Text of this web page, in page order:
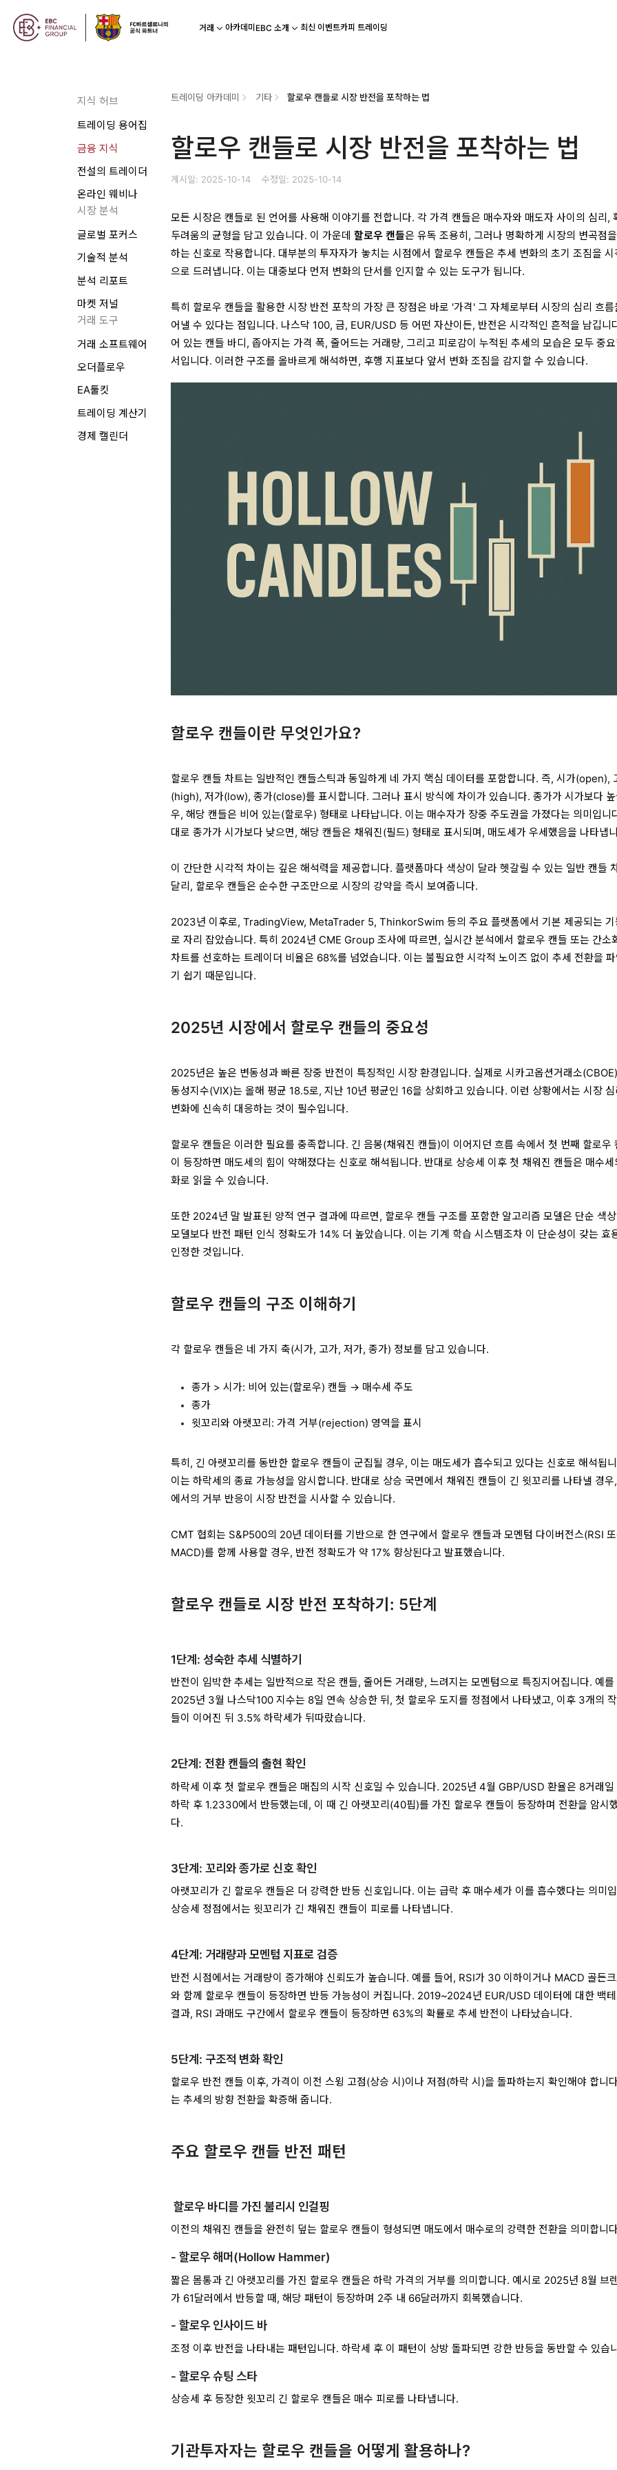
거래 아카데미 EBC 소개 최신 이벤트카피 트레이딩
지식 허브
트레이딩 용어집
금융 지식
전설의 트레이더
온라인 웨비나
시장 분석
글로벌 포커스
기술적 분석
분석 리포트
마켓 저널
거래 도구
거래 소프트웨어
오더플로우
EA툴킷
트레이딩 계산기
경제 캘린더
트레이딩 아카데미 기타 할로우 캔들로 시장 반전을 포착하는 법
할로우 캔들로 시장 반전을 포착하는 법
게시일: 2025-10-14 수정일: 2025-10-14
모든 시장은 캔들로 된 언어를 사용해 이야기를 전합니다. 각 가격 캔들은 매수자와 매도자 사이의 심리,
두려움의 균형을 담고 있습니다. 이 가운데할로우 캔들은 유독 조용히, 그러나 명확하게 시장의 변곡점을
하는 신호로 작용합니다. 대부분의 투자자가 놓치는 시점에서 할로우 캔들은 추세 변화의 초기 조짐을 시
으로 드러냅니다. 이는 대중보다 먼저 변화의 단서를 인지할 수 있는 도구가 됩니다.
특히 할로우 캔들을 활용한 시장 반전 포착의 가장 큰 장점은 바로 '가격' 그 자체로부터 시장의 심리 흐름
어낼 수 있다는 점입니다. 나스닥 100, 금, EUR/USD 등 어떤 자산이든, 반전은 시각적인 흔적을 남깁니
어 있는 캔들 바디, 좁아지는 가격 폭, 줄어드는 거래량, 그리고 피로감이 누적된 추세의 모습은 모두 중
서입니다. 이러한 구조를 올바르게 해석하면, 후행 지표보다 앞서 변화 조짐을 감지할 수 있습니다.
할로우 캔들이란 무엇인가요?
할로우 캔들 차트는 일반적인 캔들스틱과 동일하게 네 가지 핵심 데이터를 포함합니다. 즉, 시가(open),
(high), 저가(low), 종가(close)를 표시합니다. 그러나 표시 방식에 차이가 있습니다. 종가가 시가보다 높
우, 해당 캔들은 비어 있는(할로우) 형태로 나타납니다. 이는 매수자가 장중 주도권을 가졌다는 의미입니
대로 종가가 시가보다 낮으면, 해당 캔들은 채워진(필드) 형태로 표시되며, 매도세가 우세했음을 나타냅
이 간단한 시각적 차이는 깊은 해석력을 제공합니다. 플랫폼마다 색상이 달라 헷갈릴 수 있는 일반 캔들
달리, 할로우 캔들은 순수한 구조만으로 시장의 강약을 즉시 보여줍니다.
2023년 이후로, TradingView, MetaTrader 5, ThinkorSwim 등의 주요 플랫폼에서 기본 제공되는 기
로 자리 잡았습니다. 특히 2024년 CME Group 조사에 따르면, 실시간 분석에서 할로우 캔들 또는 간소
차트를 선호하는 트레이더 비율은 68%를 넘었습니다. 이는 불필요한 시각적 노이즈 없이 추세 전환을
기 쉽기 때문입니다.
2025년 시장에서 할로우 캔들의 중요성
2025년은 높은 변동성과 빠른 장중 반전이 특징적인 시장 환경입니다. 실제로 시카고옵션거래소
동성지수(VIX)는 올해 평균 18.5로, 지난 10년 평균인 16을 상회하고 있습니다. 이런 상황에서는 시장 심
변화에 신속히 대응하는 것이 필수입니다.
할로우 캔들은 이러한 필요를 충족합니다. 긴 음봉(채워진 캔들)이 이어지던 흐름 속에서 첫 번째 할로우
이 등장하면 매도세의 힘이 약해졌다는 신호로 해석됩니다. 반대로 상승세 이후 첫 채워진 캔들은 매수세
화로 읽을 수 있습니다.
또한 2024년 말 발표된 양적 연구 결과에 따르면, 할로우 캔들 구조를 포함한 알고리즘 모델은 단순 색
모델보다 반전 패턴 인식 정확도가 14% 더 높았습니다. 이는 기계 학습 시스템조차 이 단순성이 갖는 효
인정한 것입니다.
할로우 캔들의 구조 이해하기
각 할로우 캔들은 네 가지 축(시가, 고가, 저가, 종가) 정보를 담고 있습니다.
종가 > 시가: 비어 있는(할로우) 캔들 → 매수세 주도
종가
윗꼬리와 아랫꼬리: 가격 거부(rejection) 영역을 표시
특히, 긴 아랫꼬리를 동반한 할로우 캔들이 군집될 경우, 이는 매도세가 흡수되고 있다는 신호로 해석됩
이는 하락세의 종료 가능성을 암시합니다. 반대로 상승 국면에서 채워진 캔들이 긴 윗꼬리를 나타낼 경우
에서의 거부 반응이 시장 반전을 시사할 수 있습니다.
CMT 협회는 S&P500의 20년 데이터를 기반으로 한 연구에서 할로우 캔들과 모멘텀 다이버전스(RSI
MACD)를 함께 사용할 경우, 반전 정확도가 약 17% 향상된다고 발표했습니다.
할로우 캔들로 시장 반전 포착하기: 5단계
1단계: 성숙한 추세 식별하기
반전이 임박한 추세는 일반적으로 작은 캔들, 줄어든 거래량, 느려지는 모멘텀으로 특징지어집니다. 예를
2025년 3월 나스닥100 지수는 8일 연속 상승한 뒤, 첫 할로우 도지를 정점에서 나타냈고, 이후 3개의
들이 이어진 뒤 3.5% 하락세가 뒤따랐습니다.
2단계: 전환 캔들의 출현 확인
하락세 이후 첫 할로우 캔들은 매집의 시작 신호일 수 있습니다. 2025년 4월 GBP/USD 환율은 8거래일
하락 후 1.2330에서 반등했는데, 이 때 긴 아랫꼬리(40핍)를 가진 할로우 캔들이 등장하며 전환을 암시
다.
3단계: 꼬리와 종가로 신호 확인
아랫꼬리가 긴 할로우 캔들은 더 강력한 반등 신호입니다. 이는 급락 후 매수세가 이를 흡수했다는 의미
상승세 정점에서는 윗꼬리가 긴 채워진 캔들이 피로를 나타냅니다.
4단계: 거래량과 모멘텀 지표로 검증
반전 시점에서는 거래량이 증가해야 신뢰도가 높습니다. 예를 들어, RSI가 30 이하이거나 MACD 골든
와 함께 할로우 캔들이 등장하면 반등 가능성이 커집니다. 2019~2024년 EUR/USD 데이터에 대한 백
결과, RSI 과매도 구간에서 할로우 캔들이 등장하면 63%의 확률로 추세 반전이 나타났습니다.
5단계: 구조적 변화 확인
할로우 반전 캔들 이후, 가격이 이전 스윙 고점(상승 시)이나 저점(하락 시)을 돌파하는지 확인해야 합니다
는 추세의 방향 전환을 확증해 줍니다.
주요 할로우 캔들 반전 패턴
할로우 바디를 가진 불리시 인걸핑
이전의 채워진 캔들을 완전히 덮는 할로우 캔들이 형성되면 매도에서 매수로의 강력한 전환을 의미합니
- 할로우 해머(Hollow Hammer)
짧은 몸통과 긴 아랫꼬리를 가진 할로우 캔들은 하락 가격의 거부를 의미합니다. 예시로 2025년 8월 브
가 61달러에서 반등할 때, 해당 패턴이 등장하며 2주 내 66달러까지 회복했습니다.
- 할로우 인사이드 바
조정 이후 반전을 나타내는 패턴입니다. 하락세 후 이 패턴이 상방 돌파되면 강한 반등을 동반할 수 있습
- 할로우 슈팅 스타
상승세 후 등장한 윗꼬리 긴 할로우 캔들은 매수 피로를 나타냅니다.
기관투자자는 할로우 캔들을 어떻게 활용하나?